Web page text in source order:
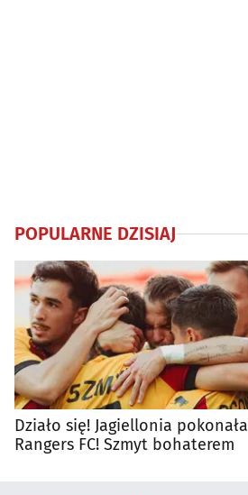
POPULARNE DZISIAJ
Działo się! Jagiellonia pokonała
Rangers FC! Szmyt bohaterem